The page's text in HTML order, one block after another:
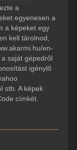
a
egyenesen a
a képeket egy
kell tárolnod,
en-
saját gépedről
igénylő
stb. A képek
címkét.